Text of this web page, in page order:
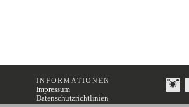
INFORMATIONEN
Impressum
Datenschutzrichtlinien